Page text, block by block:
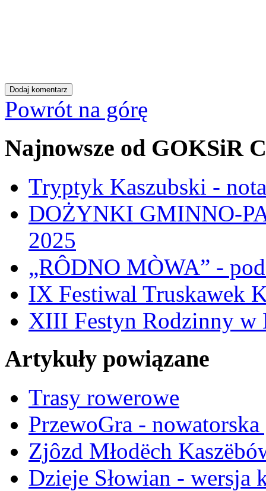
Powrót na górę
Najnowsze od GOKSiR
Tryptyk Kaszubski -
DOŻYNKI GMINNO-
2025
„RÔDNO MÒWA” -
IX Festiwal Truskawek
XIII Festyn Rodzinny w
Artykuły powiązane
Trasy rowerowe
PrzewoGra -
Zjôzd Młodëch
Dzieje Słowian - wersja